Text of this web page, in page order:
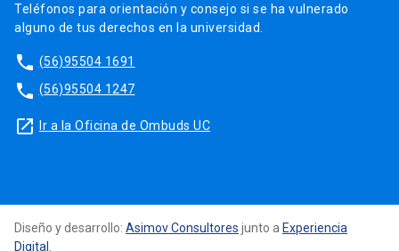
Teléfonos para orientación y consejo si se ha vulnerado
alguno de tus derechos en la universidad.
phone (56)95504 1691
phone (56)95504 1247
launch Ir a la Oficina de Ombuds UC
Diseño y desarrollo: Asimov Consultores junto a Experiencia
Digital